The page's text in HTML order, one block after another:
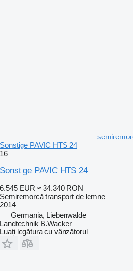
Sonstige PAVIC HTS 24
16
Sonstige PAVIC HTS 24
6.545 EUR ≈ 34.340 RON
Semiremorcă transport de lemne
2014
Germania, Liebenwalde
Landtechnik B.Wacker
Luați legătura cu vânzătorul